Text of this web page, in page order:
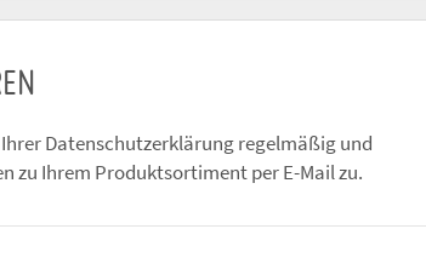
Datenschutzerklärungregelmäßig und
zu Ihrem Produktsortiment per E-Mail zu.